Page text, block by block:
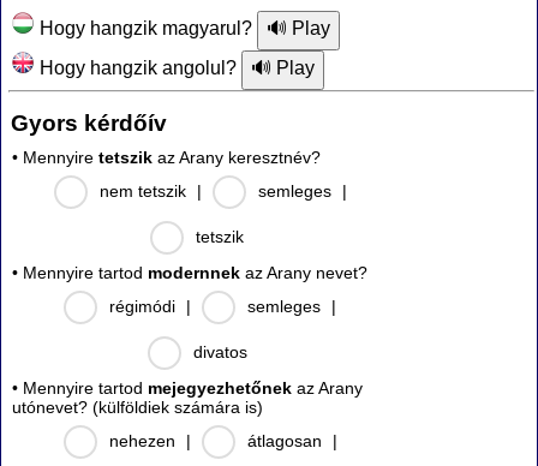
Hogy hangzik magyarul?
Hogy hangzik angolul?
Gyors kérdőív
• Mennyire tetszik az Arany keresztnév?
nem tetszik
| semleges |
tetszik
• Mennyire tartod modernnek az Arany nevet?
régimódi
| semleges |
divatos
• Mennyire tartod mejegyezhetőnek az Arany
utónevet? (külföldiek számára is)
nehezen
| átlagosan |